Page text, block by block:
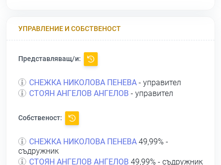
УПРАВЛЕНИЕ И СОБСТВЕНОСТ
Представляващ/и:
СНЕЖКА НИКОЛОВА ПЕНЕВА - управител
СТОЯН АНГЕЛОВ АНГЕЛОВ - управител
Собственост:
СНЕЖКА НИКОЛОВА ПЕНЕВА 49,99% -
съдружник
СТОЯН АНГЕЛОВ АНГЕЛОВ 49,99% - съдружник